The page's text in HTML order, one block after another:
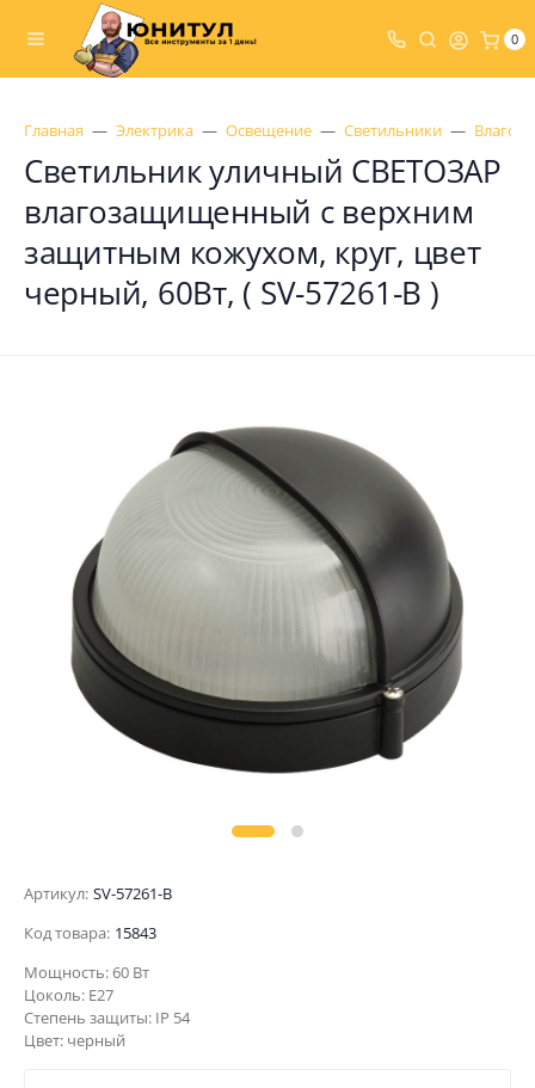
0
Главная Электрика Освещение Светильники
Светильник уличный СВЕТОЗАР
влагозащищенный с верхним
защитным кожухом, круг, цвет
черный, 60Вт, ( SV-57261-B )
Артикул: SV-57261-B
Код товара: 15843
Мощность: 60 Вт
Цоколь: E27
Степень защиты: IP 54
Цвет: черный